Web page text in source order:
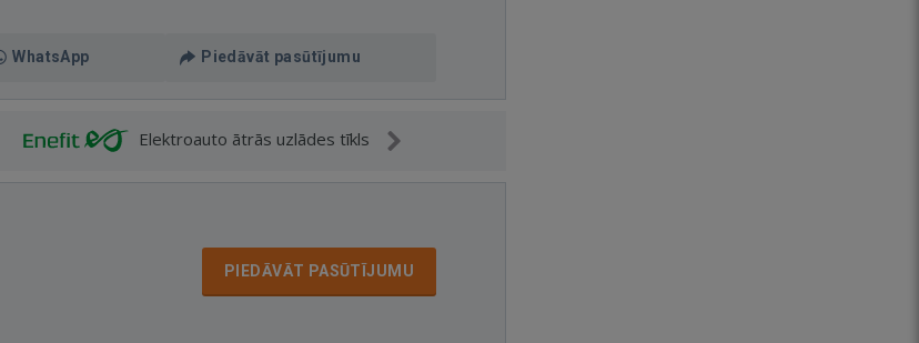
WhatsApp Piedāvāt pasūtījumu
Elektroauto ātrās uzlādes tīkls
PIEDĀVĀT PASŪTĪJUMU